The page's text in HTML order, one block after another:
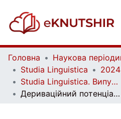
Головна
Studia Linguistica
2024
Studia Linguistica. Випуск 25
Дериваційний потенціал дотикових прикметників у поетичній спадщині Катулла